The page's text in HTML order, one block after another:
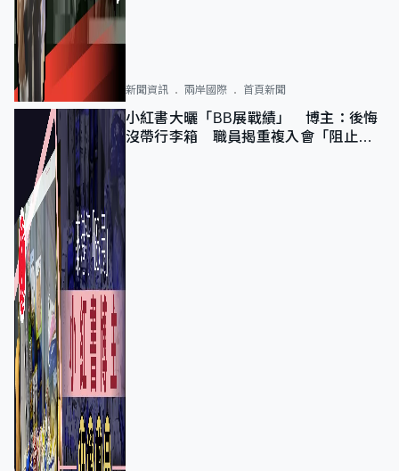
新聞資訊 兩岸國際 首頁新聞
小紅書大曬「BB展戰績」 博主：後悔
沒帶行李箱 職員揭重複入會「阻止唔